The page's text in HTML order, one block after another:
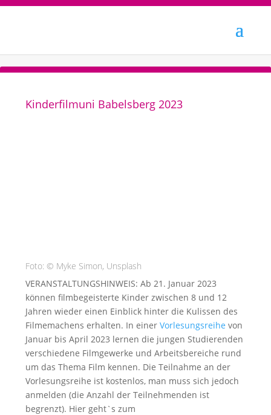
Kinderfilmuni Babelsberg 2023
Foto: © Myke Simon, Unsplash
VERANSTALTUNGSHINWEIS: Ab 21. Januar 2023
können filmbegeisterte Kinder zwischen 8 und 12
Jahren wieder einen Einblick hinter die Kulissen des
Filmemachens erhalten. In einer Vorlesungsreihe von
Januar bis April 2023 lernen die jungen Studierenden
verschiedene Filmgewerke und Arbeitsbereiche rund
um das Thema Film kennen. Die Teilnahme an der
Vorlesungsreihe ist kostenlos, man muss sich jedoch
anmelden (die Anzahl der Teilnehmenden ist
begrenzt). Hier geht`s zum